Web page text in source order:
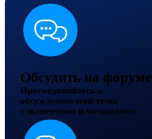
Обсудить на форуме
Присоединяйтесь к
обсуждению этой темы
с экспертами и читателями